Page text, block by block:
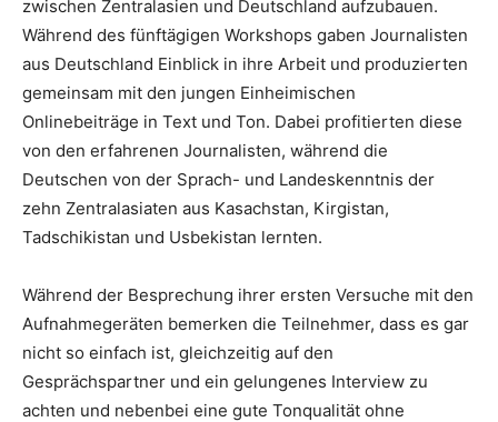
zwischen Zentralasien und Deutschland aufzubauen.
Während des fünftägigen Workshops gaben Journalisten
aus Deutschland Einblick in ihre Arbeit und produzierten
gemeinsam mit den jungen Einheimischen
Onlinebeiträge in Text und Ton. Dabei profitierten diese
von den erfahrenen Journalisten, während die
Deutschen von der Sprach- und Landeskenntnis der
zehn Zentralasiaten aus Kasachstan, Kirgistan,
Tadschikistan und Usbekistan lernten.
Während der Besprechung ihrer ersten Versuche mit den
Aufnahmegeräten bemerken die Teilnehmer, dass es gar
nicht so einfach ist, gleichzeitig auf den
Gesprächspartner und ein gelungenes Interview zu
achten und nebenbei eine gute Tonqualität ohne